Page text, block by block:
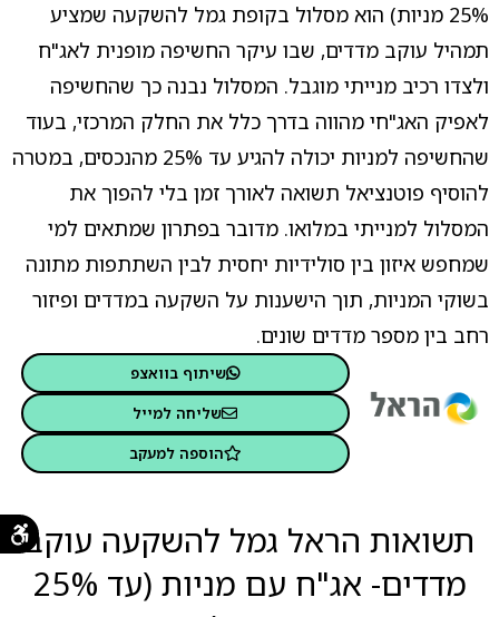
25% מניות) הוא מסלול בקופת גמל להשקעה שמציע
תמהיל עוקב מדדים, שבו עיקר החשיפה מופנית לאג"ח
ולצדו רכיב מנייתי מוגבל. המסלול נבנה כך שהחשיפה
לאפיק האג"חי מהווה בדרך כלל את החלק המרכזי, בעוד
שהחשיפה למניות יכולה להגיע עד 25% מהנכסים, במטרה
להוסיף פוטנציאל תשואה לאורך זמן בלי להפוך את
המסלול למנייתי במלואו. מדובר בפתרון שמתאים למי
שמחפש איזון בין סולידיות יחסית לבין השתתפות מתונה
בשוקי המניות, תוך הישענות על השקעה במדדים ופיזור
רחב בין מספר מדדים שונים.
שיתוף בוואצפ
שליחה למייל
הוספה למעקב
תשואות הראל גמל להשקעה עוקב
מדדים- אג"ח עם מניות (עד 25%